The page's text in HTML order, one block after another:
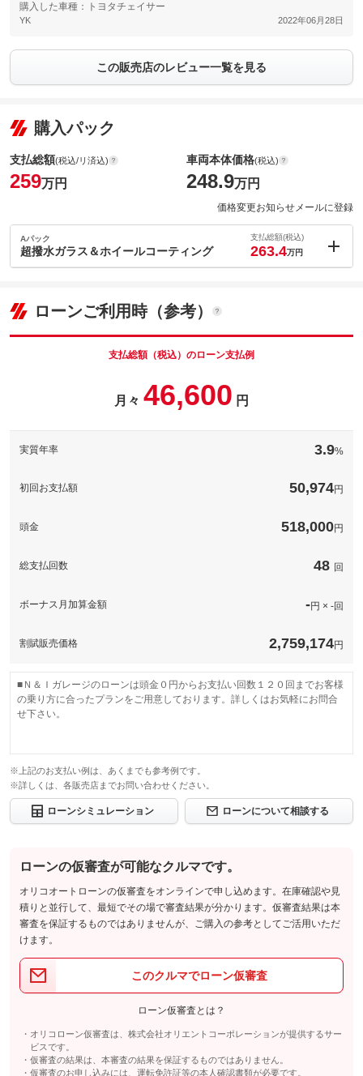
購入した車種：トヨタチェイサー
YK 2022年06月28日
この販売店のレビュー一覧を見る
購入パック
支払総額(税込/リ済込)
259万円
車両本体価格(税込)
248.9万円
価格変更お知らせメールに登録
Aパック
超撥水ガラス＆ホイールコーティング
支払総額(税込)
263.4万円
車両本体価
248.9
このパックの見積もり依頼（無料）
ローンご利用時（参考）
支払総額（税込）のローン支払例
月々 46,600 円
実質年率 3.9%
初回お支払額 50,974円
頭金 518,000円
総支払回数 48 回
ボーナス月加算金額 -円 × -回
割賦販売価格 2,759,174円
■Ｎ＆Ｉガレージのローンは頭金０円からお支払い回数１２０回までお客様
の乗り方に合ったプランをご用意しております。詳しくはお気軽にお問合
せ下さい。
※上記のお支払い例は、あくまでも参考例です。
※詳しくは、各販売店までお問い合わせください。
ローンシミュレーション ローンについて相談する
ローンの仮審査が可能なクルマです。
オリコオートローンの仮審査をオンラインで申し込めます。在庫確認や見
積りと並行して、最短でその場で審査結果が分かります。仮審査結果は本
審査を保証するものではありませんが、ご購入の参考としてご活用いただ
けます。
このクルマでローン仮審査
ローン仮審査とは？
オリコローン仮審査は、株式会社オリエントコーポレーションが提供するサー
ビスです。
仮審査の結果は、本審査の結果を保証するものではありません。
仮審査のお申し込みには、運転免許証等の本人確認書類が必要です。